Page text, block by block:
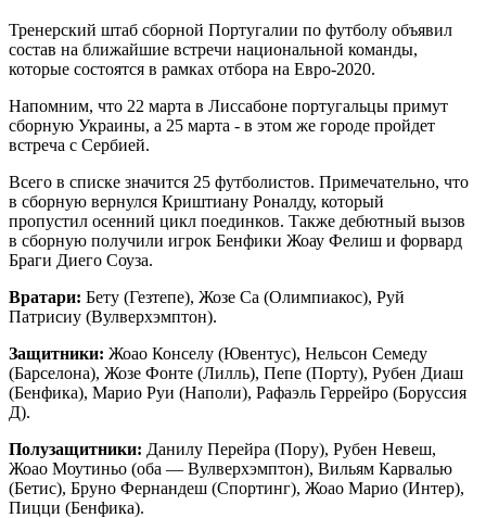
Тренерский штаб сборной Португалии по футболу объявил
состав на ближайшие встречи национальной команды,
которые состоятся в рамках отбора на Евро-2020.
Напомним, что 22 марта в Лиссабоне португальцы примут
сборную Украины, а 25 марта - в этом же городе пройдет
встреча с Сербией.
Всего в списке значится 25 футболистов. Примечательно, что
в сборную вернулся Криштиану Роналду, который
пропустил осенний цикл поединков. Также дебютный вызов
в сборную получили игрок Бенфики Жоау Фелиш и форвард
Браги Диего Соуза.
Вратари: Бету (Гезтепе), Жозе Са (Олимпиакос), Руй
Патрисиу (Вулверхэмптон).
Защитники: Жоао Конселу (Ювентус), Нельсон Семеду
(Барселона), Жозе Фонте (Лилль), Пепе (Порту), Рубен Диаш
(Бенфика), Марио Руи (Наполи), Рафаэль Геррейро (Боруссия
Д).
Полузащитники: Данилу Перейра (Пору), Рубен Невеш,
Жоао Моутиньо (оба — Вулверхэмптон), Вильям Карвалью
(Бетис), Бруно Фернандеш (Спортинг), Жоао Марио (Интер),
Пицци (Бенфика).